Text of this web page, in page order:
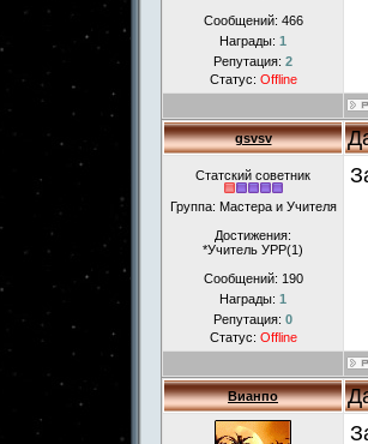
Сообщений: 466
Награды: 1
Репутация: 2
Статус: Offline
gsvsv
Статский советник
Группа: Мастера и Учителя
Достижения:
*Учитель УРР(1)
Сообщений: 190
Награды: 1
Репутация: 0
Статус: Offline
Вианпо